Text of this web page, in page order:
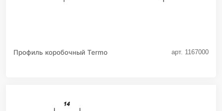
Профиль коробочный Termo арт. 1167000